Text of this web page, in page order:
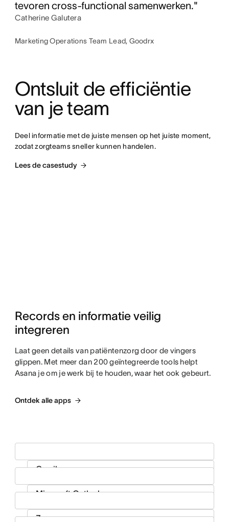
tevoren cross-functional samenwerken."
Catherine Galutera
Marketing Operations Team Lead, Goodrx
Ontsluit de efficiëntie
van je team
Deel informatie met de juiste mensen op het juiste moment,
zodat zorgteams sneller kunnen handelen.
Lees de casestudy
Records en informatie veilig
integreren
Laat geen details van patiëntenzorg door de vingers
glippen. Met meer dan 200 geïntegreerde tools helpt
Asana je om je werk bij te houden, waar het ook gebeurt.
Ontdek alle apps